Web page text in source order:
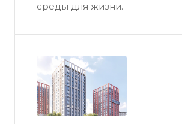
среды для жизни.